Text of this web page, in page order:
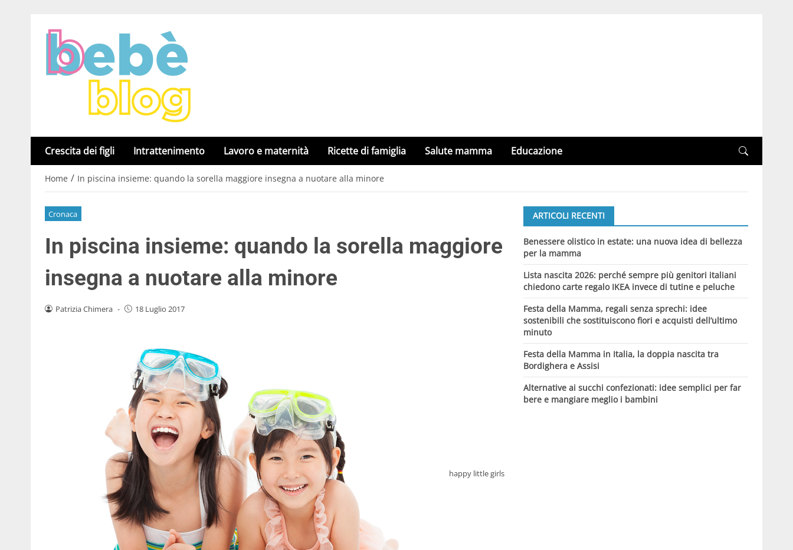
Crescita dei figli Intrattenimento Lavoro e maternità Ricette di famiglia Salute mamma Educazione
Home / In piscina insieme: quando la sorella maggiore insegna a nuotare alla minore
Cronaca
In piscina insieme: quando la sorella maggiore
insegna a nuotare alla minore
Patrizia Chimera - 18 Luglio 2017
happy little girls
ARTICOLI RECENTI
Benessere olistico in estate: una nuova idea di bellezza
per la mamma
Lista nascita 2026: perché sempre più genitori italiani
chiedono carte regalo IKEA invece di tutine e peluche
Festa della Mamma, regali senza sprechi: idee
sostenibili che sostituiscono fiori e acquisti dell’ultimo
minuto
Festa della Mamma in Italia, la doppia nascita tra
Bordighera e Assisi
Alternative ai succhi confezionati: idee semplici per far
bere e mangiare meglio i bambini